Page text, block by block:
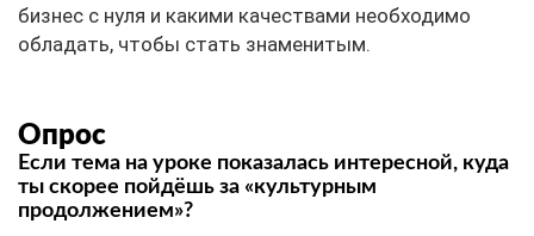
бизнес с нуля и какими качествами необходимо
обладать, чтобы стать знаменитым.
Опрос
Если тема на уроке показалась интересной, куда
ты скорее пойдёшь за «культурным
продолжением»?